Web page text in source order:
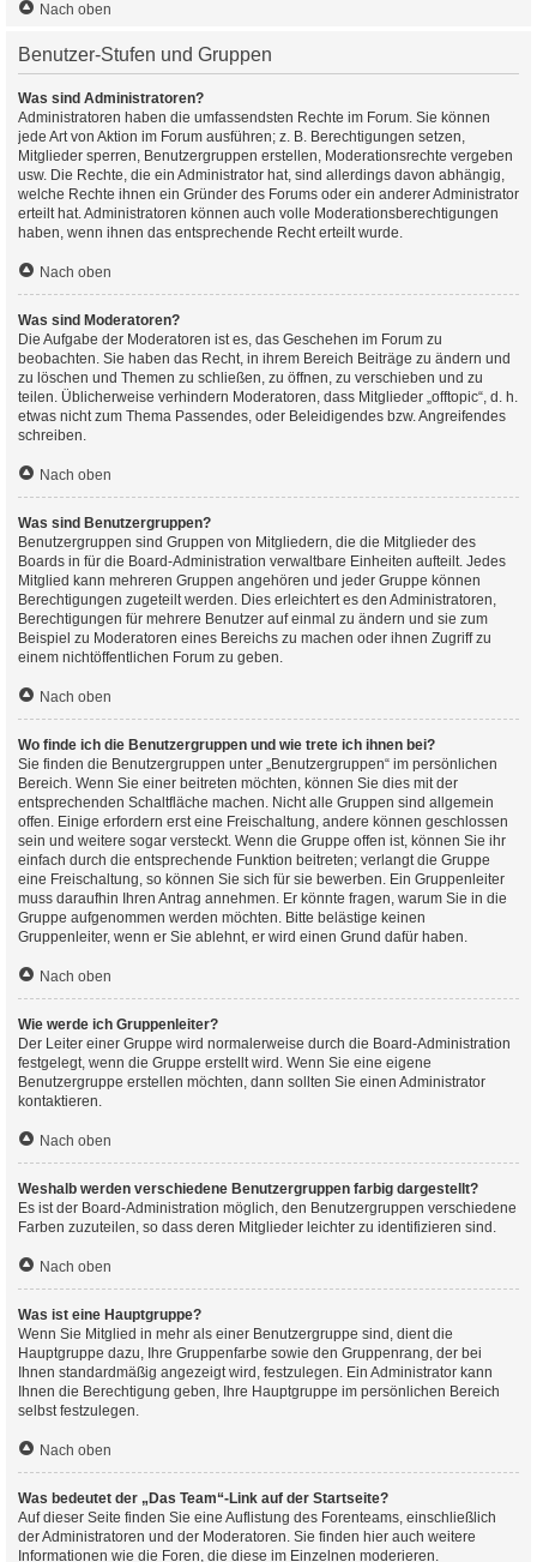
Nach oben
Benutzer-Stufen und Gruppen
Was sind Administratoren?
Administratoren haben die umfassendsten Rechte im Forum. Sie können
jede Art von Aktion im Forum ausführen; z. B. Berechtigungen setzen,
Mitglieder sperren, Benutzergruppen erstellen, Moderationsrechte vergeben
usw. Die Rechte, die ein Administrator hat, sind allerdings davon abhängig,
welche Rechte ihnen ein Gründer des Forums oder ein anderer Administrator
erteilt hat. Administratoren können auch volle Moderationsberechtigungen
haben, wenn ihnen das entsprechende Recht erteilt wurde.
Nach oben
Was sind Moderatoren?
Die Aufgabe der Moderatoren ist es, das Geschehen im Forum zu
beobachten. Sie haben das Recht, in ihrem Bereich Beiträge zu ändern und
zu löschen und Themen zu schließen, zu öffnen, zu verschieben und zu
teilen. Üblicherweise verhindern Moderatoren, dass Mitglieder „offtopic“, d. h.
etwas nicht zum Thema Passendes, oder Beleidigendes bzw. Angreifendes
schreiben.
Nach oben
Was sind Benutzergruppen?
Benutzergruppen sind Gruppen von Mitgliedern, die die Mitglieder des
Boards in für die Board-Administration verwaltbare Einheiten aufteilt. Jedes
Mitglied kann mehreren Gruppen angehören und jeder Gruppe können
Berechtigungen zugeteilt werden. Dies erleichtert es den Administratoren,
Berechtigungen für mehrere Benutzer auf einmal zu ändern und sie zum
Beispiel zu Moderatoren eines Bereichs zu machen oder ihnen Zugriff zu
einem nichtöffentlichen Forum zu geben.
Nach oben
Wo finde ich die Benutzergruppen und wie trete ich ihnen bei?
Sie finden die Benutzergruppen unter „Benutzergruppen“ im persönlichen
Bereich. Wenn Sie einer beitreten möchten, können Sie dies mit der
entsprechenden Schaltfläche machen. Nicht alle Gruppen sind allgemein
offen. Einige erfordern erst eine Freischaltung, andere können geschlossen
sein und weitere sogar versteckt. Wenn die Gruppe offen ist, können Sie ihr
einfach durch die entsprechende Funktion beitreten; verlangt die Gruppe
eine Freischaltung, so können Sie sich für sie bewerben. Ein Gruppenleiter
muss daraufhin Ihren Antrag annehmen. Er könnte fragen, warum Sie in die
Gruppe aufgenommen werden möchten. Bitte belästige keinen
Gruppenleiter, wenn er Sie ablehnt, er wird einen Grund dafür haben.
Nach oben
Wie werde ich Gruppenleiter?
Der Leiter einer Gruppe wird normalerweise durch die Board-Administration
festgelegt, wenn die Gruppe erstellt wird. Wenn Sie eine eigene
Benutzergruppe erstellen möchten, dann sollten Sie einen Administrator
kontaktieren.
Nach oben
Weshalb werden verschiedene Benutzergruppen farbig dargestellt?
Es ist der Board-Administration möglich, den Benutzergruppen verschiedene
Farben zuzuteilen, so dass deren Mitglieder leichter zu identifizieren sind.
Nach oben
Was ist eine Hauptgruppe?
Wenn Sie Mitglied in mehr als einer Benutzergruppe sind, dient die
Hauptgruppe dazu, Ihre Gruppenfarbe sowie den Gruppenrang, der bei
Ihnen standardmäßig angezeigt wird, festzulegen. Ein Administrator kann
Ihnen die Berechtigung geben, Ihre Hauptgruppe im persönlichen Bereich
selbst festzulegen.
Nach oben
Was bedeutet der „Das Team“-Link auf der Startseite?
Auf dieser Seite finden Sie eine Auflistung des Forenteams, einschließlich
der Administratoren und der Moderatoren. Sie finden hier auch weitere
Informationen wie die Foren, die diese im Einzelnen moderieren.